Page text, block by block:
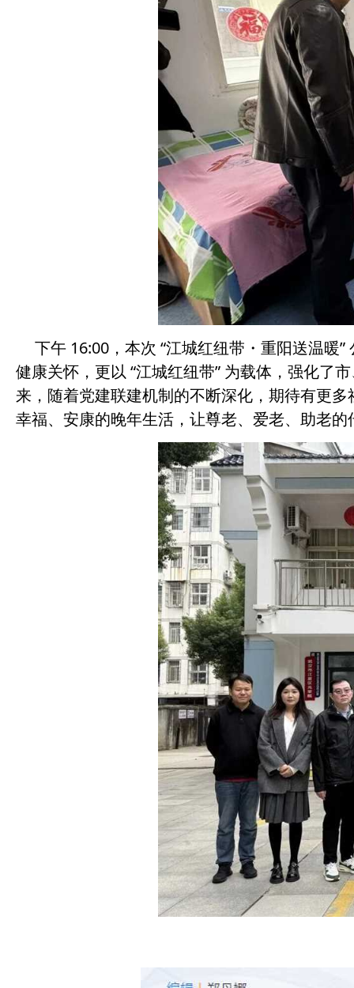
下午 16:00，本次 “江城红纽带・重阳送温暖
健康关怀，更以 “江城红纽带” 为载体，强化了
来，随着党建联建机制的不断深化，期待有更
幸福、安康的晚年生活，让尊老、爱老、助老